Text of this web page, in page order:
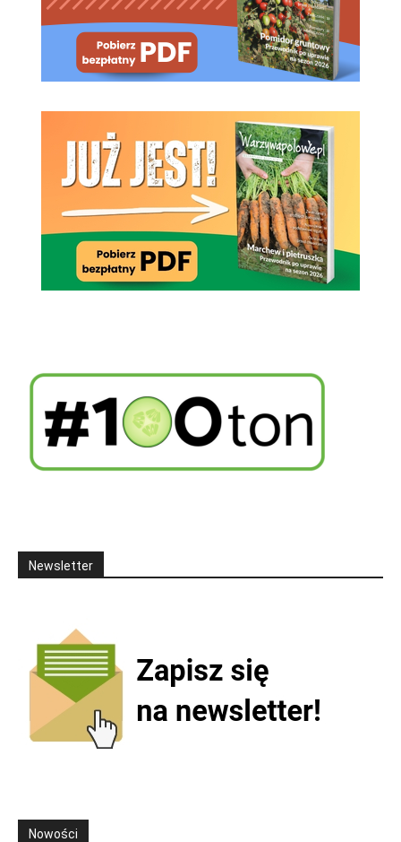
Newsletter
Nowości